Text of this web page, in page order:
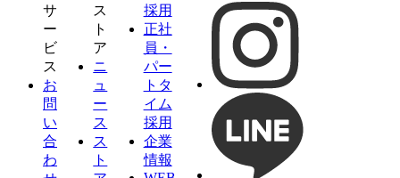
サ
ー
ビ
ス
お
問
い
合
わ
ス
ト
ア
ニ
ュ
ー
ス
ス
ト
採用
正社
員・
パー
トタ
イム
採用
企業
情報